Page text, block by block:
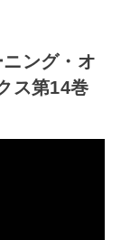
ング・オ
ス第14巻